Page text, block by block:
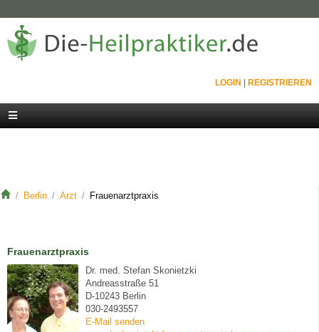
LOGIN REGISTRIEREN
Berlin Arzt Frauenarztpraxis
Frauenarztpraxis
Dr. med. Stefan Skonietzki
Andreasstraße 51
D-10243 Berlin
030-2493557
E-Mail senden